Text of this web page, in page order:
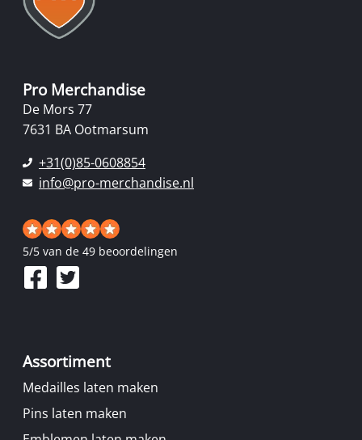
Pro Merchandise
De Mors 77
7631 BA Ootmarsum
+31(0)85-0608854
info@pro-merchandise.nl
5/5 van de 49 beoordelingen
Assortiment
Medailles laten maken
Pins laten maken